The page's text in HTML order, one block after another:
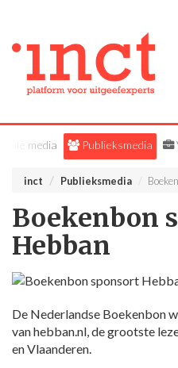
Alle media Publieksmedia
inct Publieksmedia
Boekenbon
Hebban
De Nederlandse Boekenbon
van hebban.nl, de grootste
en Vlaanderen.